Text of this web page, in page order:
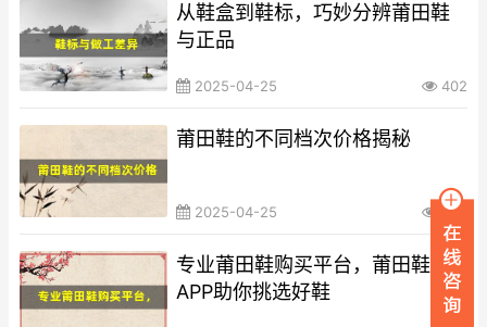
从鞋盒到鞋标，巧妙分辨莆田鞋
与正品
2025-04-25 402
莆田鞋的不同档次价格揭秘
2025-04-25 552
专业莆田鞋购买平台，莆田鞋网
APP助你挑选好鞋